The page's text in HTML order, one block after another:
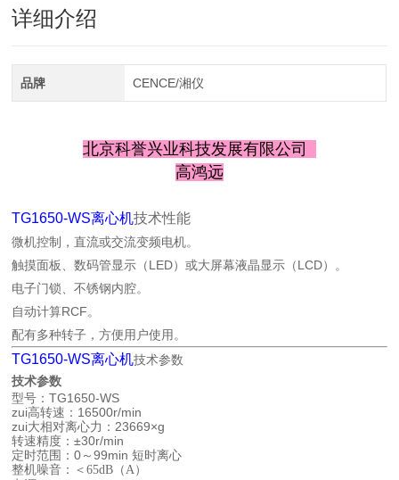
详细介绍
品牌 CENCE/湘仪
北京科誉兴业科技发展有限公司
高鸿远
TG1650-WS离心机技术性能
微机控制，直流或交流变频电机。
触摸面板、数码管显示（LED）或大屏幕液晶显示（LCD）。
电子门锁、不锈钢内腔。
自动计算RCF。
配有多种转子，方便用户使用。
TG1650-WS离心机技术参数
技术参数
型号 ：TG1650-WS
zui高转速 ： 16500r/min
zui大相对离心力 ： 23669×g
转速精度 ：±30r/min
定时范围 ：0～99min 短时离心
整机噪音 ： ＜65dB（A）